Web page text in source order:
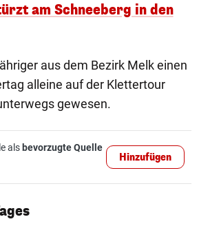
am Schneeberg in den
aus dem Bezirk Melk einen
alleine auf der Klettertour
gewesen.
als bevorzugte Quelle
Hinzufügen